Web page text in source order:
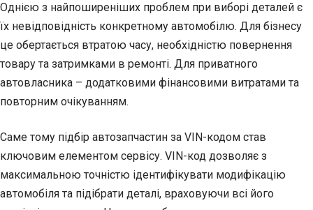
Однією з найпоширеніших проблем при виборі деталей є
їх невідповідність конкретному автомобілю. Для бізнесу
це обертається втратою часу, необхідністю повернення
товару та затримками в ремонті. Для приватного
автовласника – додатковими фінансовими витратами та
повторним очікуванням.
Саме тому підбір автозапчастин за VIN-кодом став
ключовим елементом сервісу. VIN-код дозволяє з
максимальною точністю ідентифікувати модифікацію
автомобіля та підібрати деталі, враховуючи всі його